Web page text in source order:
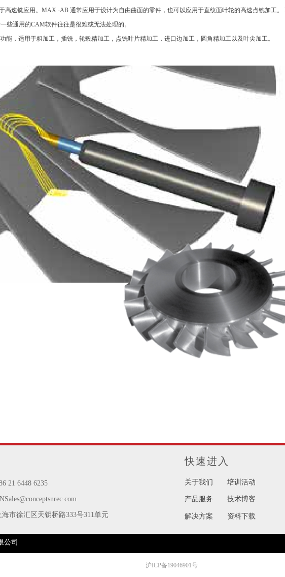
高速铣应用。MAX -AB 通常应用于设计为自由曲面的零件，也可以应用于直纹面叶轮的高速点铣加工
些通用的CAM软件往往是很难或无法处理的。
能，适用于粗加工，插铣，轮毂精加工，点铣叶片精加工，进口边加工，圆角精加工以及叶尖加工。
公司
21 6448 6235
海市徐汇区天钥桥路333号311单元
关于我们
产品服务
解决方案
培训活动
技术博客
资料下载
快速进入
沪ICP备19046901号